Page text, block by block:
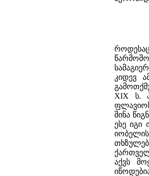
კიდევ
XIX ს.
შინა
ესე იგი
აქვს